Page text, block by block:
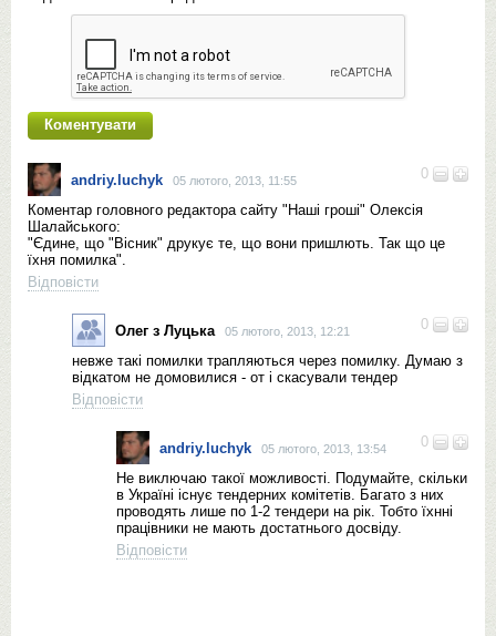
0
andriy.luchyk 05 лютого, 2013, 11:55
Коментар головного редактора сайту "Наші гроші" Олексія
Шалайського:
"Єдине, що "Вісник" друкує те, що вони пришлють. Так що це
їхня помилка".
Відповісти
0
Олег з Луцька 05 лютого, 2013, 12:21
невже такі помилки трапляються через помилку. Думаю з
відкатом не домовилися - от і скасували тендер
Відповісти
0
andriy.luchyk 05 лютого, 2013, 13:54
Не виключаю такої можливості. Подумайте, скільки
в Україні існує тендерних комітетів. Багато з них
проводять лише по 1-2 тендери на рік. Тобто їхнні
працівники не мають достатнього досвіду.
Відповісти